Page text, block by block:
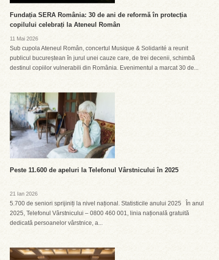
Fundația SERA România: 30 de ani de reformă în protecția
copilului celebrați la Ateneul Român
11 Mai 2026
Sub cupola Ateneul Român, concertul Musique & Solidarité a reunit
publicul bucureștean în jurul unei cauze care, de trei decenii, schimbă
destinul copiilor vulnerabili din România. Evenimentul a marcat 30 de...
Peste 11.600 de apeluri la Telefonul Vârstnicului în 2025
21 Ian 2026
5.700 de seniori sprijiniți la nivel național. Statisticile anului 2025 În anul
2025, Telefonul Vârstnicului – 0800 460 001, linia națională gratuită
dedicată persoanelor vârstnice, a...